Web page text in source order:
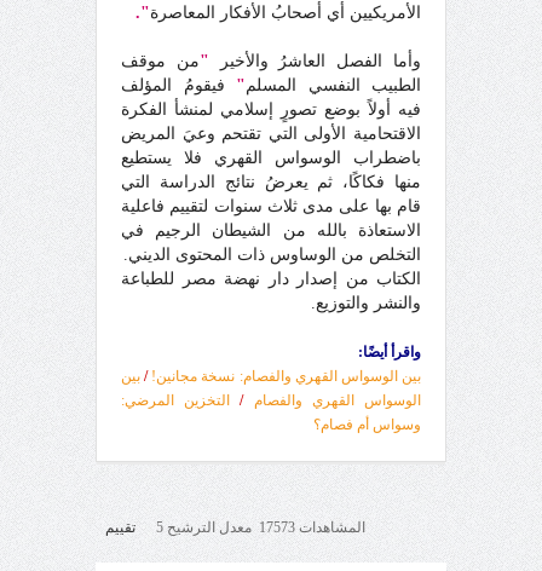
الأمريكيين أي أصحابُ الأفكار المعاصرة".
وأما الفصل العاشرُ والأخير "من موقف
الطبيب النفسي المسلم" فيقومُ المؤلف
فيه أولاً بوضع تصورٍ إسلامي لمنشأ الفكرة
الاقتحامية الأولى التي تقتحم وعيَ المريض
باضطراب الوسواس القهري فلا يستطيع
منها فكاكًا، ثم يعرضُ نتائج الدراسة التي
قام بها على مدى ثلاث سنوات لتقييم فاعلية
الاستعاذة بالله من الشيطان الرجيم في
التخلص من الوساوس ذات المحتوى الديني.
الكتاب من إصدار دار نهضة مصر للطباعة
والنشر والتوزيع.
واقرأ أيضًا:
بين الوسواس القهري والفصام: نسخة مجانين! / بين
الوسواس القهري والفصام
/
التخزين المرضي:
وسواس أم فصام؟
المشاهدات 17573 معدل الترشيح 5 تقييم